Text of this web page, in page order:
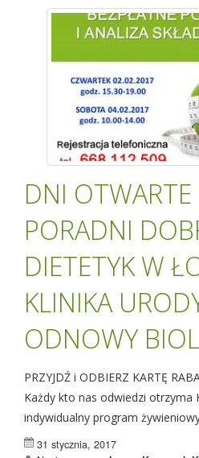
DNI OTWARTE
PORADNI
DIETETYK W
KLINIKA
ODNOWY
PRZYJDŹ i ODBIERZ KARTĘ
Każdy kto nas odwiedzi otrzyma
indywidualny program
31 stycznia, 2017